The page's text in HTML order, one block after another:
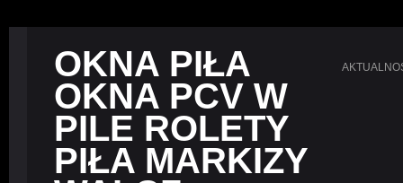
OKNA PIŁA
OKNA PCV W
PILE ROLETY
PIŁA MARKIZY